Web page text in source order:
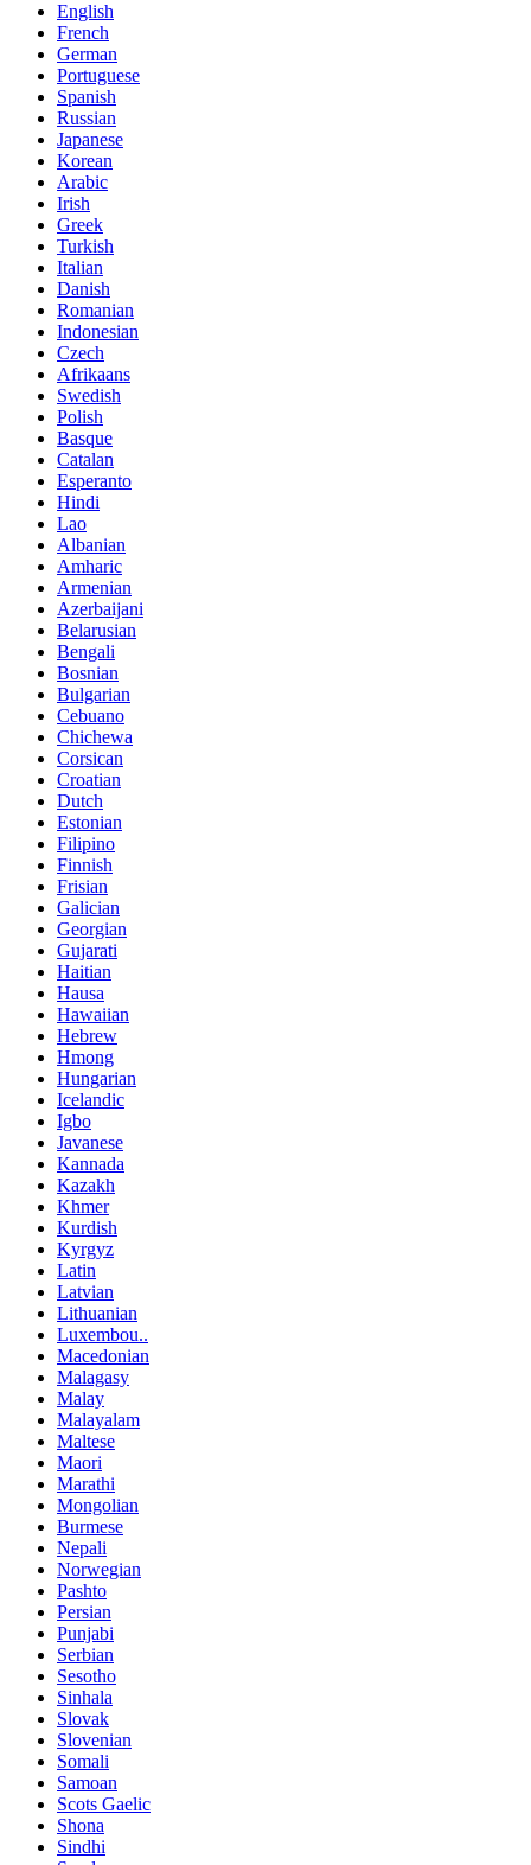
English
French
German
Portuguese
Spanish
Russian
Japanese
Korean
Arabic
Irish
Greek
Turkish
Italian
Danish
Romanian
Indonesian
Czech
Afrikaans
Swedish
Polish
Basque
Catalan
Esperanto
Hindi
Lao
Albanian
Amharic
Armenian
Azerbaijani
Belarusian
Bengali
Bosnian
Bulgarian
Cebuano
Chichewa
Corsican
Croatian
Dutch
Estonian
Filipino
Finnish
Frisian
Galician
Georgian
Gujarati
Haitian
Hausa
Hawaiian
Hebrew
Hmong
Hungarian
Icelandic
Igbo
Javanese
Kannada
Kazakh
Khmer
Kurdish
Kyrgyz
Latin
Latvian
Lithuanian
Luxembou..
Macedonian
Malagasy
Malay
Malayalam
Maltese
Maori
Marathi
Mongolian
Burmese
Nepali
Norwegian
Pashto
Persian
Punjabi
Serbian
Sesotho
Sinhala
Slovak
Slovenian
Somali
Samoan
Scots Gaelic
Shona
Sindhi